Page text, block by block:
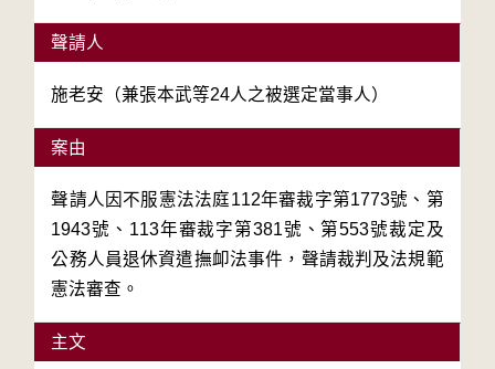
聲請人
施老安（兼張本武等24人之被選定當事人）
案由
聲請人因不服憲法法庭112年審裁字第1773號、第
1943號、113年審裁字第381號、第553號裁定及
公務人員退休資遣撫卹法事件，聲請裁判及法規範
憲法審查。
主文